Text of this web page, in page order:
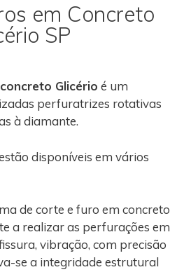
em Concreto
SP
Glicério é um
perfuratrizes rotativas
à diamante.
disponíveis em vários
de corte e furo em concreto
a realizar as perfurações em
vibração, com precisão
se a integridade estrutural